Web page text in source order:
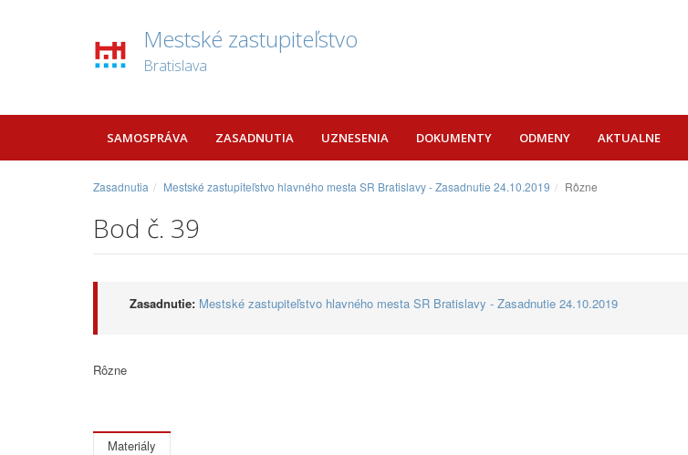
Mestské zastupiteľstvo
Bratislava
SAMOSPRÁVA ZASADNUTIA UZNESENIA DOKUMENTY ODMENY AKTUALNE
Zasadnutia Mestské zastupiteľstvo hlavného mesta SR Bratislavy - Zasadnutie 24.10.2019 Rôzne
Bod č. 39
Zasadnutie: Mestské zastupiteľstvo hlavného mesta SR Bratislavy - Zasadnutie 24.10.2019
Rôzne
Materiály